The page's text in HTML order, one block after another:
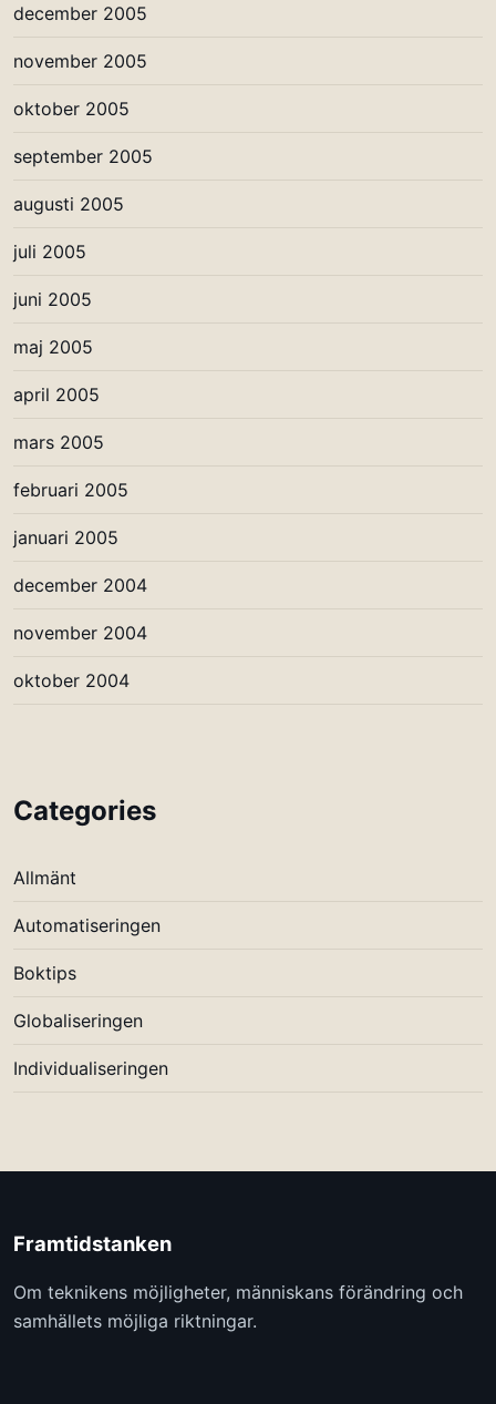
december 2005
november 2005
oktober 2005
september 2005
augusti 2005
juli 2005
juni 2005
maj 2005
april 2005
mars 2005
februari 2005
januari 2005
december 2004
november 2004
oktober 2004
Categories
Allmänt
Automatiseringen
Boktips
Globaliseringen
Individualiseringen
Framtidstanken
Om teknikens möjligheter, människans förändring och
samhällets möjliga riktningar.